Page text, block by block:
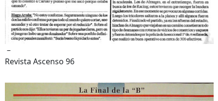
–
Revista Ascenso 96